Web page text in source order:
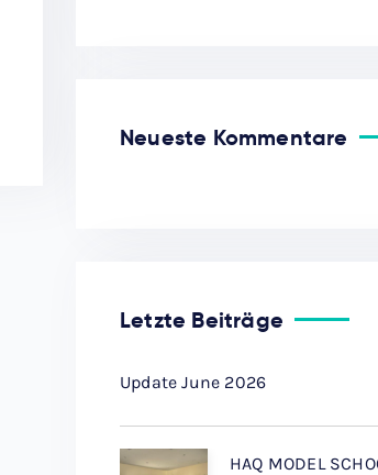
Neueste Kommentare
Letzte Beiträge
Update June 2026
HAQ MODEL